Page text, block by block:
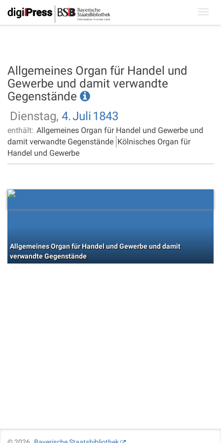
Allgemeines Organ für Handel und
Gewerbe und damit verwandte
Gegenstände
Dienstag, 4.Juli 1843
enthält: Allgemeines Organ für Handel und Gewerbe und
damit verwandte Gegenstände Kölnisches Organ für
Handel und Gewerbe
Allgemeines Organ für Handel und Gewerbe und damit
verwandte Gegenstände